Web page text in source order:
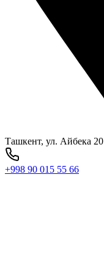
Ташкент, ул. Айбека 20
+998 90 015 55 66